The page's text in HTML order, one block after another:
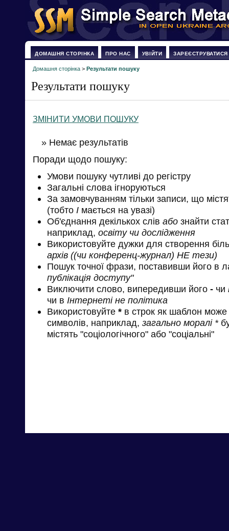
ДОМАШНЯ СТОРІНКА ПРО НАС УВІЙТИ ЗАРЕЄСТРУВАТИСЯ
Домашня сторінка > Результати пошуку
Результати пошуку
ЗМІНИТИ УМОВИ ПОШУКУ
» Немає результатів
Поради щодо пошуку:
Умови пошуку чутливі до регістру
Загальні слова ігноруються
За замовчуванням тільки записи, що
(тобто І мається на увазі)
Об'єднання декількох слів або знайти
наприклад, освіту чи дослідження
Використовуйте дужки для створення
архів ((чи конференц-журнал) НЕ тези)
Пошук точної фрази, поставивши його в
публікація доступу"
Виключити слово, випередивши його - чи
чи в Інтернеті не політика
Використовуйте * в строк як шаблон може
символів, наприклад, загально моралі *
містять "соціологічного" або "соціальні"